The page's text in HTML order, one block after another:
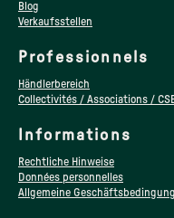
Blog
Verkaufsstellen
Professionnels
Händlerbereich
Collectivités / Associations /
Informations
Rechtliche Hinweise
Données personnelles
Allgemeine